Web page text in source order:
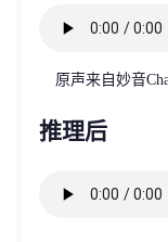
原声来自妙音
推理后